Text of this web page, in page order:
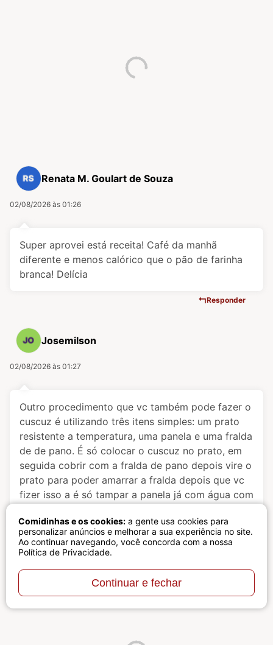
Renata M. Goulart de Souza
02/08/2026 às 01:26
Super aprovei está receita! Café da manhã
diferente e menos calórico que o pão de farinha
branca! Delícia
Responder
Josemilson
02/08/2026 às 01:27
Outro procedimento que vc também pode fazer o
cuscuz é utilizando três itens simples: um prato
resistente a temperatura, uma panela e uma fralda
de de pano. É só colocar o cuscuz no prato, em
seguida cobrir com a fralda de pano depois vire o
prato para poder amarrar a fralda depois que vc
fizer isso a é só tampar a panela já com água com
Responder
Comidinhas e os cookies: a gente usa cookies para
personalizar anúncios e melhorar a sua experiência no site.
Ao continuar navegando, você concorda com a nossa
Política de Privacidade.
Continuar e fechar